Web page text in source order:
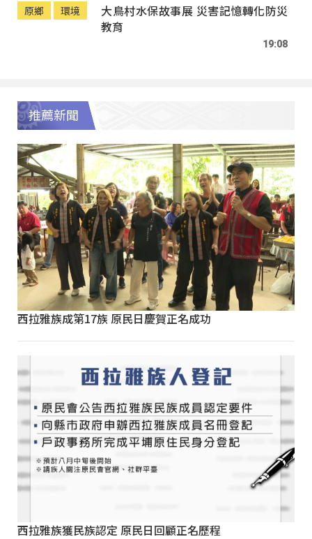
原鄉 環境
大鳥村水保故事展 災害記憶轉化防災
教育
19:08
推薦新聞
西拉雅族成第17族 原民日慶賀正名成功
西拉雅族獲民族認定 原民日回顧正名歷程